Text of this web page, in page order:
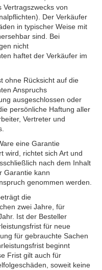
Vertragszwecks von
Der Verkäufer
in typischer Weise mit
sind. Bei
nicht
haftet der Verkäufer im
ohne Rücksicht auf die
Anspruchs
ausgeschlossen oder
persönliche Haftung aller
Vertreter und
eine Garantie
wird, richtet sich Art und
nach dem Inhalt
Garantie kann
genommen werden.
die
zwei Jahre, für
Ist der Besteller
für neue
für gebrauchte Sachen
beginnt
Frist gilt auch für
soweit keine